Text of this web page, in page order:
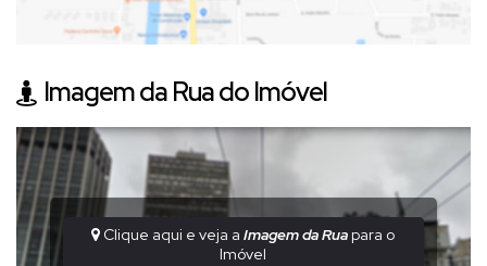
Imagem da Rua do Imóvel
Clique aqui e veja aImagem da Rua para o
Imóvel